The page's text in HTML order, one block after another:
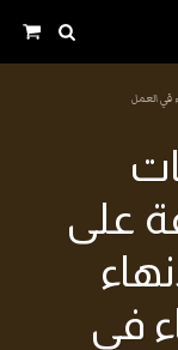
في العمل
على
في